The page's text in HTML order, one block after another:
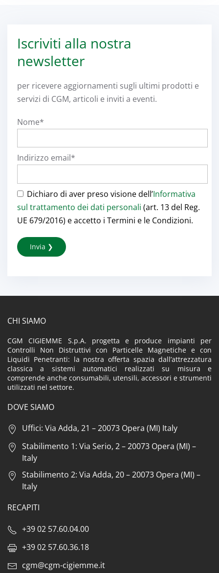
Iscriviti alla nostra
newsletter
per ricevere aggiornamenti sugli ultimi prodotti e
servizi di CGM, articoli e inviti a eventi.
Nome*
Indirizzo email*
Dichiaro di aver preso visione dell’Informativa
sul trattamento dei dati personali (art. 13 del Reg.
UE 679/2016) e accetto i Termini e le Condizioni.
CHI SIAMO
CGM CIGIEMME S.p.A. progetta e produce impianti per
Controlli Non Distruttivi con Particelle Magnetiche e con
Liquidi Penetranti: la nostra offerta spazia dall’attrezzatura
classica a sistemi automatici realizzati su misura e
comprende anche consumabili, utensili, accessori e strumenti
utilizzati nel settore.
DOVE SIAMO
Uffici: Via Adda, 21 – 20073 Opera (MI) Italy
Stabilimento 1: Via Serio, 2 – 20073 Opera (MI) –
Italy
Stabilimento 2: Via Adda, 20 – 20073 Opera (MI) –
Italy
RECAPITI
+39 02 57.60.04.00
+39 02 57.60.36.18
cgm@cgm-cigiemme.it